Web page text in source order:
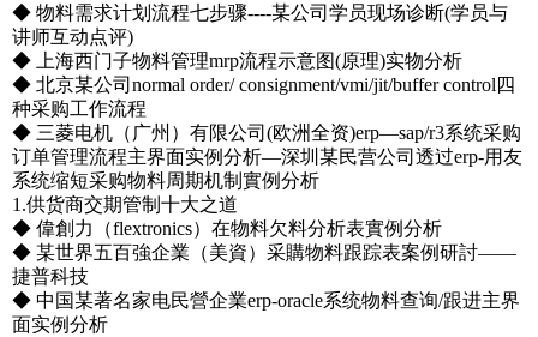
◆ 物料需求计划流程七步骤----某公司学员现场诊断(学员与
讲师互动点评)
◆ 上海西门子物料管理mrp流程示意图(原理)实物分析
◆ 北京某公司normal order/ consignment/vmi/jit/buffer control四
种采购工作流程
◆ 三菱电机（广州）有限公司(欧洲全资)erp—sap/r3系统采购
订单管理流程主界面实例分析—深圳某民营公司透过erp-用友
系统缩短采购物料周期机制實例分析
1.供货商交期管制十大之道
◆ 偉創力（flextronics）在物料欠料分析表實例分析
◆ 某世界五百強企業（美資）采購物料跟踪表案例研討――
捷普科技
◆ 中国某著名家电民營企業erp-oracle系统物料查询/跟进主界
面实例分析